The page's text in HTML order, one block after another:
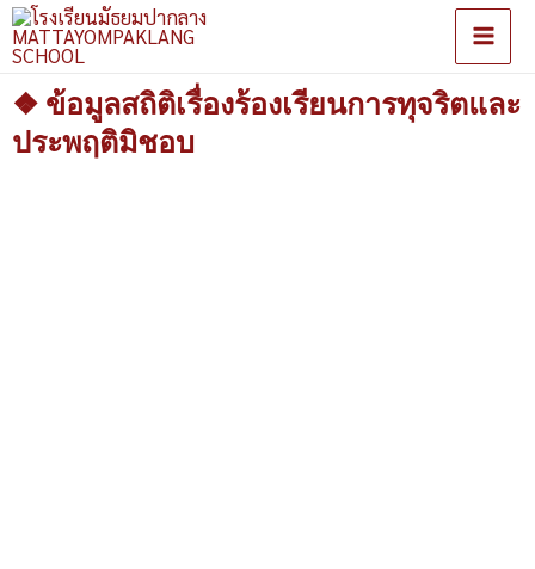
❖ ข้อมูลสถิติเรื่องร้องเรียนการทุจริตและ
ประพฤติมิชอบ